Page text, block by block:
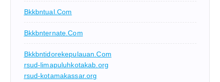
Bkkbntual.com
Bkkbnternate.com
Bkkbntidorekepulauan.com
rsud-limapuluhkotakab.org
rsud-kotamakassar.org